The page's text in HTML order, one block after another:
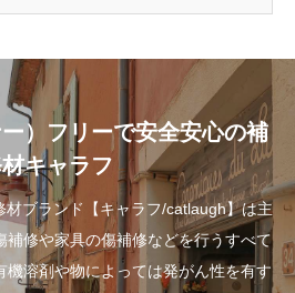
）フリーで安全安心の補
キャラフ
材ブランド【キャラフ/catlaugh】は主
補修や家具の傷補修などを行うすべて
機溶剤や物によっては発がん性を有す